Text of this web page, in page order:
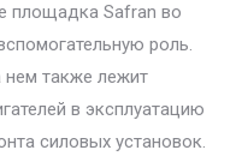
площадка Safran во
роль.
нем также лежит
в эксплуатацию
силовых установок.